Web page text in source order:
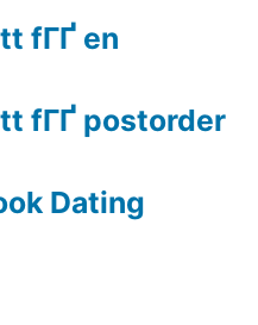
fГҐ en
fГҐ postorder
Dating